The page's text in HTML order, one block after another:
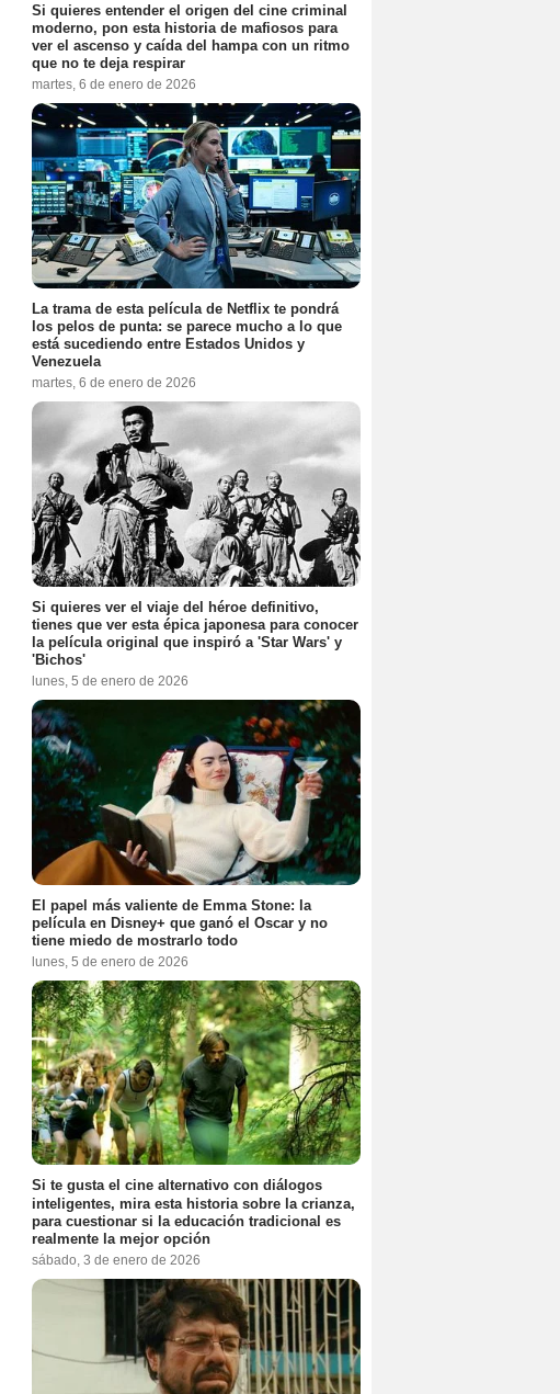
Si quieres entender el origen del cine criminal
moderno, pon esta historia de mafiosos para
ver el ascenso y caída del hampa con un ritmo
que no te deja respirar
martes, 6 de enero de 2026
La trama de esta película de Netflix te pondrá
los pelos de punta: se parece mucho a lo que
está sucediendo entre Estados Unidos y
Venezuela
martes, 6 de enero de 2026
Si quieres ver el viaje del héroe definitivo,
tienes que ver esta épica japonesa para conocer
la película original que inspiró a 'Star Wars' y
'Bichos'
lunes, 5 de enero de 2026
El papel más valiente de Emma Stone: la
película en Disney+ que ganó el Oscar y no
tiene miedo de mostrarlo todo
lunes, 5 de enero de 2026
Si te gusta el cine alternativo con diálogos
inteligentes, mira esta historia sobre la crianza,
para cuestionar si la educación tradicional es
realmente la mejor opción
sábado, 3 de enero de 2026